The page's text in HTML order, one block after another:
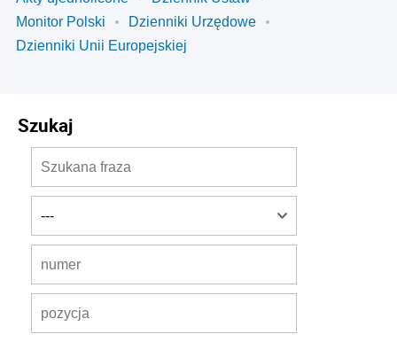
Monitor Polski
Dzienniki Urzędowe
Dzienniki Unii Europejskiej
Szukaj